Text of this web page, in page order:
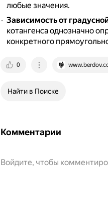
любые значения.
Зависимость от
котангенса однозначно
конкретного
0
Найти в Поиске
Комментарии
Войдите, чтобы